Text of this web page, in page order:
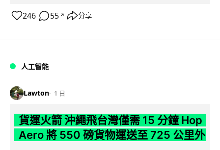
246 55 ↗ 分享
人工智能
Lawton 1 日
貨運火箭 沖繩飛台灣僅需 15 分鐘 Hop
Aero 將 550 磅貨物運送至 725 公里外